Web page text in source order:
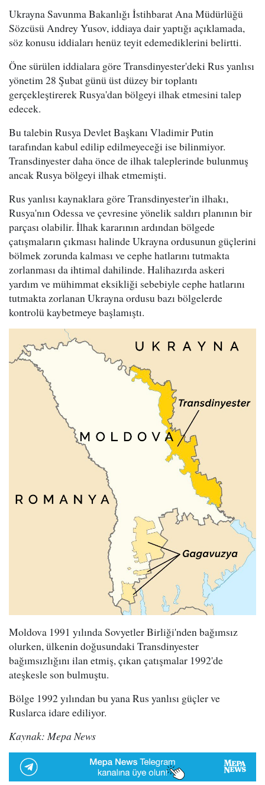
Ukrayna Savunma Bakanlığı İstihbarat Ana Müdürlüğü
Sözcüsü Andrey Yusov, iddiaya dair yaptığı açıklamada,
söz konusu iddiaları henüz teyit edemediklerini belirtti.
Öne sürülen iddialara göre Transdinyester'deki Rus yanlısı
yönetim 28 Şubat günü üst düzey bir toplantı
gerçekleştirerek Rusya'dan bölgeyi ilhak etmesini talep
edecek.
Bu talebin Rusya Devlet Başkanı Vladimir Putin
tarafından kabul edilip edilmeyeceği ise bilinmiyor.
Transdinyester daha önce de ilhak taleplerinde bulunmuş
ancak Rusya bölgeyi ilhak etmemişti.
Rus yanlısı kaynaklara göre Transdinyester'in ilhakı,
Rusya'nın Odessa ve çevresine yönelik saldırı planının bir
parçası olabilir. İlhak kararının ardından bölgede
çatışmaların çıkması halinde Ukrayna ordusunun güçlerini
bölmek zorunda kalması ve cephe hatlarını tutmakta
zorlanması da ihtimal dahilinde. Halihazırda askeri
yardım ve mühimmat eksikliği sebebiyle cephe hatlarını
tutmakta zorlanan Ukrayna ordusu bazı bölgelerde
kontrolü kaybetmeye başlamıştı.
Moldova 1991 yılında Sovyetler Birliği'nden bağımsız
olurken, ülkenin doğusundaki Transdinyester
bağımsızlığını ilan etmiş, çıkan çatışmalar 1992'de
ateşkesle son bulmuştu.
Bölge 1992 yılından bu yana Rus yanlısı güçler ve
Ruslarca idare ediliyor.
Kaynak: Mepa News